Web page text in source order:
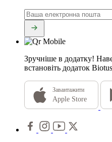
Зручніше в додатку!
встановіть додаток Biotus
Завантажити
Apple Store